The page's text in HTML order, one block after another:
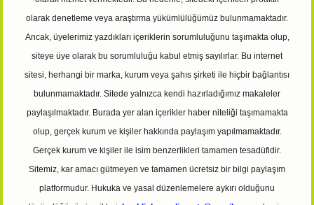
olarak denetleme veya araştırma yükümlülüğümüz bulunmamaktadır.
Ancak, üyelerimiz yazdıkları içeriklerin sorumluluğunu taşımakta olup,
siteye üye olarak bu sorumluluğu kabul etmiş sayılırlar. Bu internet
sitesi, herhangi bir marka, kurum veya şahıs şirketi ile hiçbir bağlantısı
bulunmamaktadır. Sitede yalnızca kendi hazırladığımız makaleler
paylaşılmaktadır. Burada yer alan içerikler haber niteliği taşımamakta
olup, gerçek kurum ve kişiler hakkında paylaşım yapılmamaktadır.
Gerçek kurum ve kişiler ile isim benzerlikleri tamamen tesadüfidir.
Sitemiz, kar amacı gütmeyen ve tamamen ücretsiz bir bilgi paylaşım
platformudur. Hukuka ve yasal düzenlemelere aykırı olduğunu